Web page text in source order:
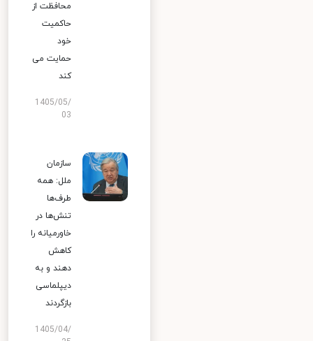
محافظت از
حاکمیت
خود
حمایت می
کند
1405/05/
03
سازمان
ملل: همه
طرف‌ها
تنش‌ها در
خاورمیانه را
کاهش
دهند و به
دیپلماسی
بازگردند
1405/04/